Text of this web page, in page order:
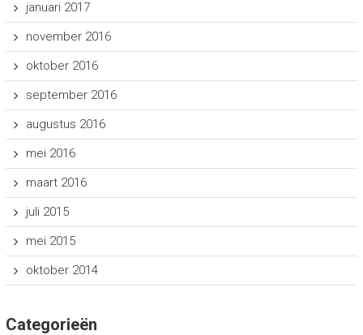
januari 2017
november 2016
oktober 2016
september 2016
augustus 2016
mei 2016
maart 2016
juli 2015
mei 2015
oktober 2014
Categorieën